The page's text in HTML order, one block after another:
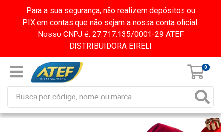
Para a sua segurança, não realizem depósitos ou
PIX em contas que não sejam a nossa conta oficial.
Nosso CNPJ é: 27.717.135/0001-29 ATEF
DISTRIBUIDORA EIRELI
0